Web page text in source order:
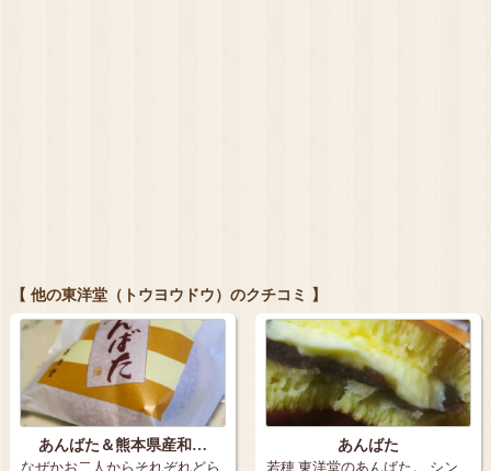
【 他の東洋堂（トウヨウドウ）のクチコミ 】
あんばた＆熊本県産和… あんばた